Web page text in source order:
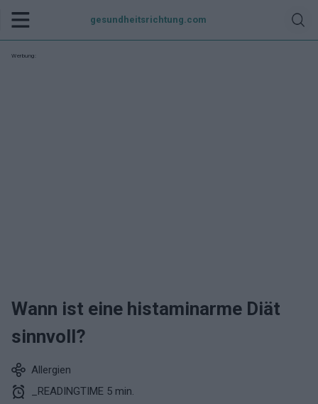
gesundheitsrichtung.com
Werbung:
Wann ist eine histaminarme Diät
sinnvoll?
Allergien
_READINGTIME 5 min.